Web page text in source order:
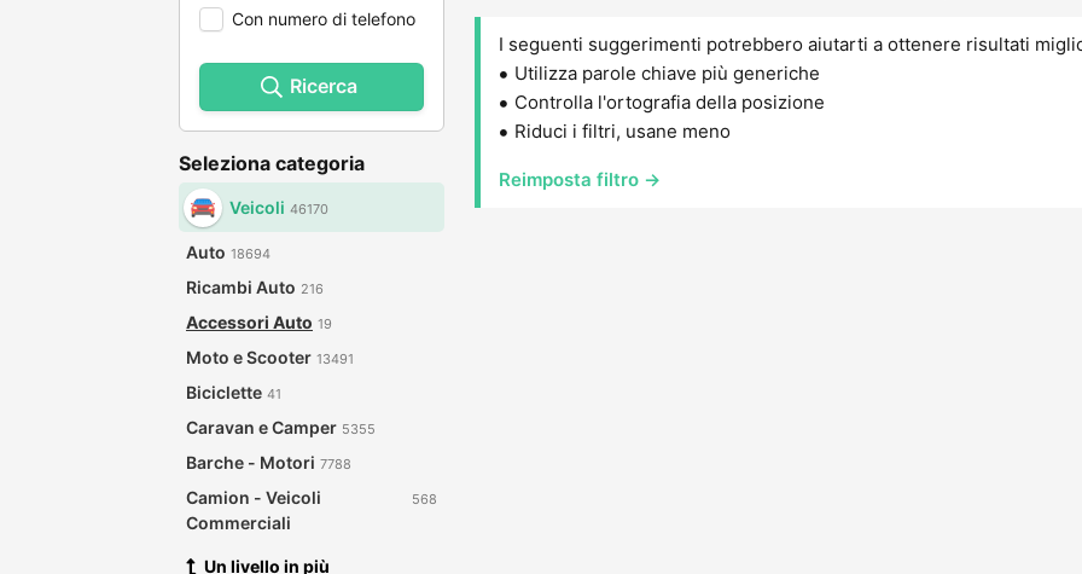
Con numero di telefono
Ricerca
Seleziona categoria
Veicoli 46170
Auto 18694
Ricambi Auto 216
Accessori Auto 19
Moto e Scooter 13491
Biciclette 41
Caravan e Camper 5355
Barche - Motori 7788
Camion - Veicoli
Commerciali
568
Un livello in più
I seguenti suggerimenti potrebbero aiutarti a ottenere risultati
Utilizza parole chiave più generiche
Controlla l'ortografia della posizione
Riduci i filtri, usane meno
Reimposta filtro →